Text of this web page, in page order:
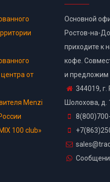
от
Menzi
100 club»
Основной
Ростов-на-
приходите к
кофе.
и предложим
344019,
Шолохова, д.